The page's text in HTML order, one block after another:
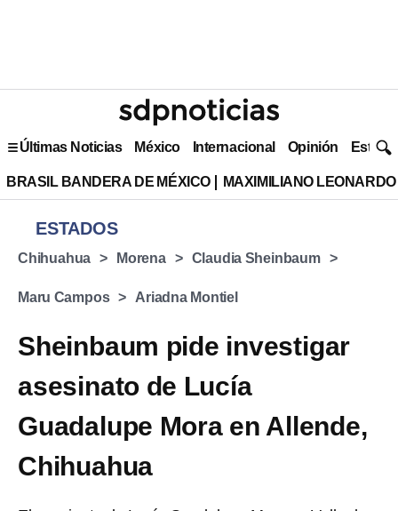
Últimas Noticias México Internacional Opinión Estilo
BRASIL BANDERA DE MÉXICO MAXIMILIANO
ESTADOS
Chihuahua Morena Claudia Sheinbaum
Maru Campos Ariadna Montiel
Sheinbaum pide investigar
asesinato de Lucía
Guadalupe Mora en Allende,
Chihuahua